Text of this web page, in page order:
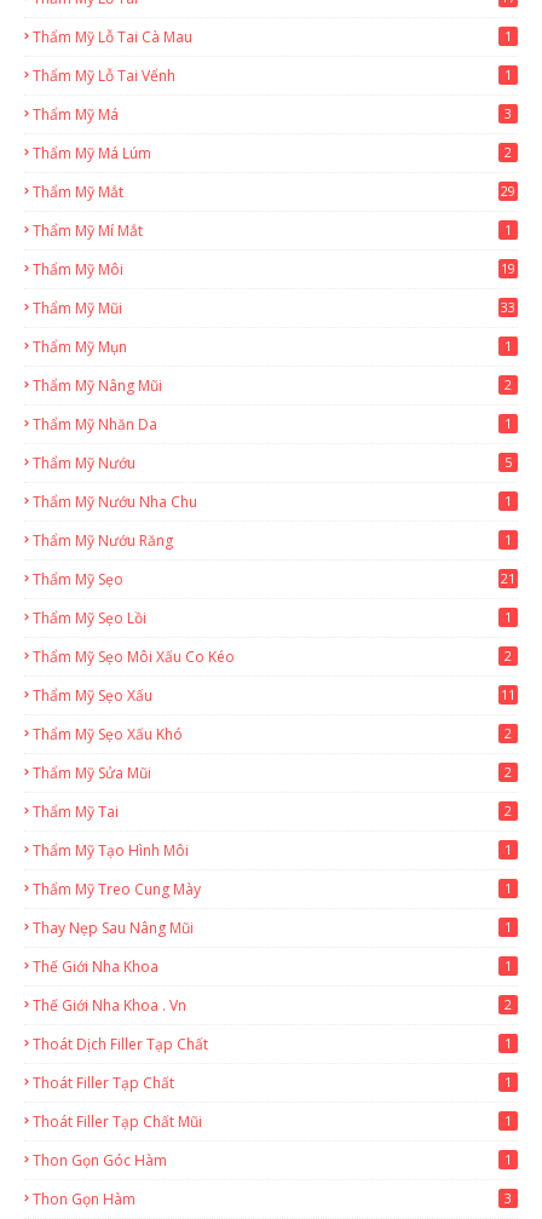
Thẩm Mỹ Lỗ Tai Cà Mau 1
Thẩm Mỹ Lỗ Tai Vểnh 1
Thẩm Mỹ Má 3
Thẩm Mỹ Má Lúm 2
Thẩm Mỹ Mắt 29
Thẩm Mỹ Mí Mắt 1
Thẩm Mỹ Môi 19
Thẩm Mỹ Mũi 33
Thẩm Mỹ Mụn 1
Thẩm Mỹ Nâng Mũi 2
Thẩm Mỹ Nhăn Da 1
Thẩm Mỹ Nướu 5
Thẩm Mỹ Nướu Nha Chu 1
Thẩm Mỹ Nướu Răng 1
Thẩm Mỹ Sẹo 21
Thẩm Mỹ Sẹo Lồi 1
Thẩm Mỹ Sẹo Môi Xấu Co Kéo 2
Thẩm Mỹ Sẹo Xấu 11
Thẩm Mỹ Sẹo Xấu Khó 2
Thẩm Mỹ Sửa Mũi 2
Thẩm Mỹ Tai 2
Thẩm Mỹ Tạo Hình Môi 1
Thẩm Mỹ Treo Cung Mày 1
Thay Nẹp Sau Nâng Mũi 1
Thế Giới Nha Khoa 1
Thế Giới Nha Khoa . Vn 2
Thoát Dịch Filler Tạp Chất 1
Thoát Filler Tạp Chất 1
Thoát Filler Tạp Chất Mũi 1
Thon Gọn Góc Hàm 1
Thon Gọn Hàm 3